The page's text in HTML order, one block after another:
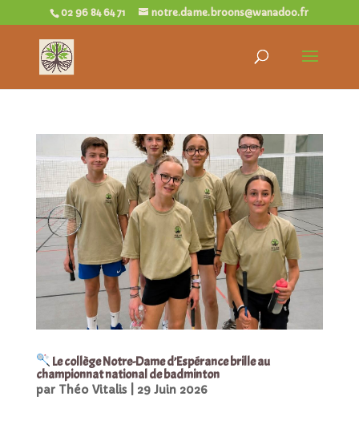
02 96 84 64 71 notre.dame.broons@wanadoo.fr
Le collège Notre-Dame d’Espérance brille au
championnat national de badminton
par Théo Vitalis| 29 Juin 2026